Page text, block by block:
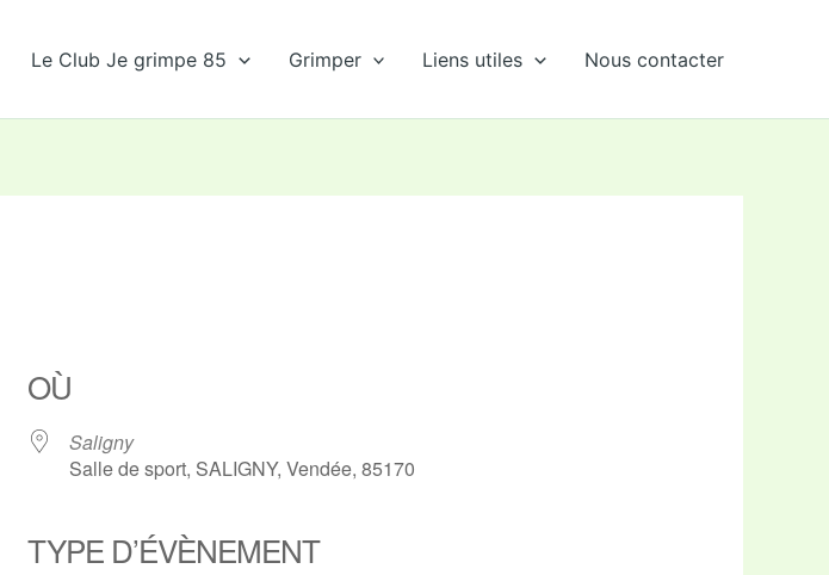
Le Club Je grimpe 85 Grimper Liens utiles Nous contacter
OÙ
Saligny
Salle de sport, SALIGNY, Vendée, 85170
TYPE D’ÉVÈNEMENT